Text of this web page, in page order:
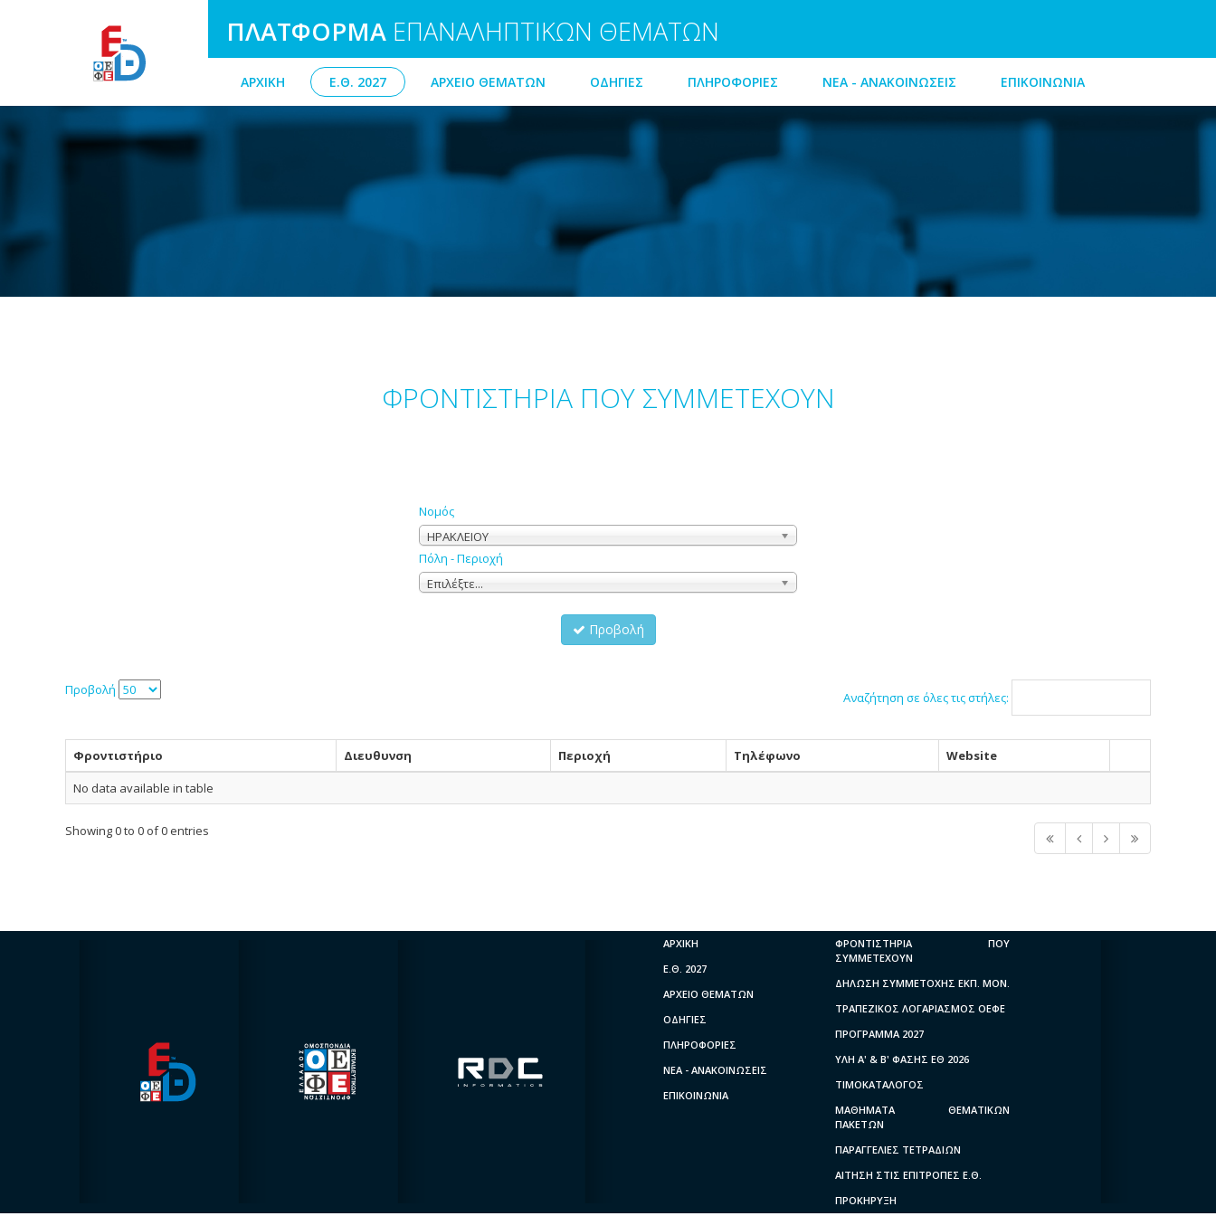
ΠΛΑΤΦΟΡΜΑ ΕΠΑΝΑΛΗΠΤΙΚΩΝ ΘΕΜΑΤΩΝ
ΑΡΧΙΚΗ Ε.Θ. 2027 ΑΡΧΕΙΟ ΘΕΜΑΤΩΝ ΟΔΗΓΙΕΣ ΠΛΗΡΟΦΟΡΙΕΣ ΝΕΑ - ΑΝΑΚΟΙΝΩΣΕΙΣ ΕΠΙΚΟΙΝΩΝΙΑ
ΦΡΟΝΤΙΣΤΗΡΙΑ ΠΟΥ ΣΥΜΜΕΤΕΧΟΥΝ
Νομός
ΗΡΑΚΛΕΙΟΥ
Πόλη - Περιοχή
Επιλέξτε...
Προβολή
Προβολή Αναζήτηση σε όλες τις στήλες:
Φροντιστήριο Διευθυνση Περιοχή Τηλέφωνο
Website
No data available in table
Showing 0 to 0 of 0 entries
ΑΡΧΙΚΗ
Ε.Θ. 2027
ΑΡΧΕΙΟ ΘΕΜΑΤΩΝ
ΟΔΗΓΙΕΣ
ΠΛΗΡΟΦΟΡΙΕΣ
ΝΕΑ - ΑΝΑΚΟΙΝΩΣΕΙΣ
ΕΠΙΚΟΙΝΩΝΙΑ
ΦΡΟΝΤΙΣΤΗΡΙΑ ΠΟΥ
ΣΥΜΜΕΤΕΧΟΥΝ
ΔΗΛΩΣΗ ΣΥΜΜΕΤΟΧΗΣ ΕΚΠ. ΜΟΝ.
ΤΡΑΠΕΖΙΚΟΣ ΛΟΓΑΡΙΑΣΜΟΣ ΟΕΦΕ
ΠΡΟΓΡΑΜΜΑ 2027
ΥΛΗ A' & B' ΦΑΣΗΣ ΕΘ 2026
ΤΙΜΟΚΑΤΑΛΟΓΟΣ
ΜΑΘΗΜΑΤΑ ΘΕΜΑΤΙΚΩΝ
ΠΑΚΕΤΩΝ
ΠΑΡΑΓΓΕΛΙΕΣ ΤΕΤΡΑΔΙΩΝ
ΑΙΤΗΣΗ ΣΤΙΣ ΕΠΙΤΡΟΠΕΣ Ε.Θ.
ΠΡΟΚΗΡΥΞΗ